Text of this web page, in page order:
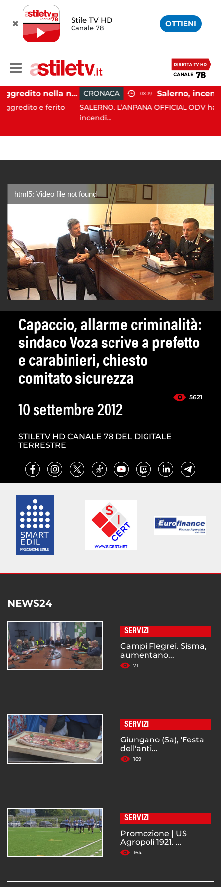
Stile TV HD
Canale 78 OTTIENI
Eboli, uomo aggredito nella notte: indagini in corso
e ferito
CRONACA 08:09
SALERNO. L’ANPANA OFFICIAL ODV ha segnalato
html5: Video file not found
Capaccio, allarme criminalità:
sindaco Voza scrive a prefetto
e carabinieri, chiesto
comitato sicurezza
5621
10 settembre 2012
STILETV HD CANALE 78 DEL DIGITALE
TERRESTRE
NEWS24
SERVIZI
Campi Flegrei. Sisma,
aumentano...
71
SERVIZI
Giungano (Sa), 'Festa
dell'anti...
169
SERVIZI
Promozione | US
Agropoli 1921. ...
164